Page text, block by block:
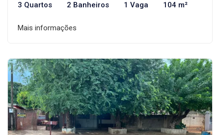
3 Quartos 2 Banheiros 1 Vaga 104 m²
Mais informações